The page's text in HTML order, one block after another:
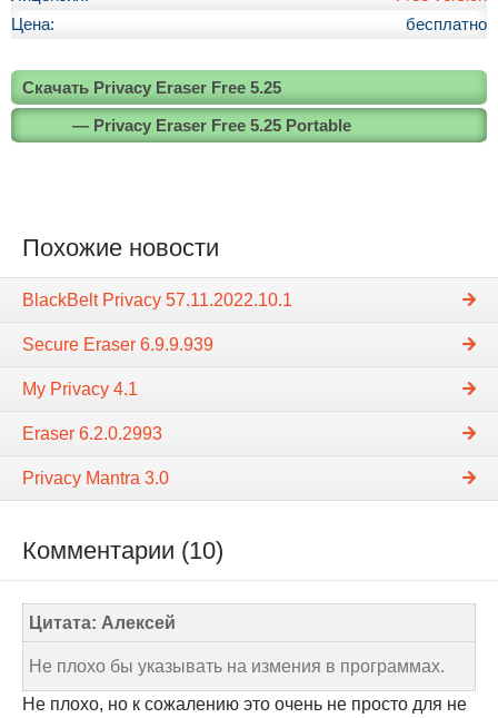
Цена:
бесплатно
Скачать Privacy Eraser Free 5.25
— Privacy Eraser Free 5.25 Portable
Похожие новости
BlackBelt Privacy 57.11.2022.10.1
Secure Eraser 6.9.9.939
My Privacy 4.1
Eraser 6.2.0.2993
Privacy Mantra 3.0
Комментарии (10)
Цитата: Алексей
Не плохо бы указывать на измения в программах.
Не плохо, но к сожалению это очень не просто для не